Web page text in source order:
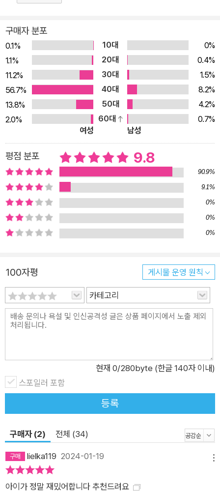
기계에서 사랑을 추출하고, 인간만이 전유한다고 생각했던 것에
‘정말로?’라는 물음표를 심고, 미래를 이 자리로 데려와 더 나은
미래를 설계하게 하며, 하나하나 자기 색채로 빛나는 비인간-인
간들과 만나게 하는 일. 아이들이 기존 세계관에 휘둘리지 않고
그 ‘너머’를 탐색하며 기꺼이 뛰어들게 하는 이 작품은 “아이러니
를 활용한 유머, 상식을 뒤엎는 전복적 상상력, 생명에 대한 경외,
결정적 순간에 탄성을 자아내게 하는 결말 등 SF 단편 장르가 줄
수 있는 모든 매력을 두루 갖추었다.”는 평을 받으며 제24회 문
학동네어린이문학상 대상을 수상했다. 최근 한국아동문학장에서
가장 뜨거운 문학 장르는 SF이다. 한 사회가 기존의 논리로는 설
명 불가능한 지점에 도달하거나, 기존 논리로 도무지 돌파할 수
없는 어떤 벽에 부딪혔을 때 SF장르가 소환된다. (…) ‘달 개척’
‘우주 정복’과 같은 기성세대의 상상력은 한계에 부딪혔다. 『우주
의 속삭임』은 인간중심주의를 벗어나 우주적인 관점에서 지금과
는 다른 방식으로 더 멀리 있는 세상, 더 나은 세상, 더 아름다운
세상, 더 전복적인 세상을 꿈꾸게 해 줄 것이다._유영진(아동문학
뜻이지. 더구나 애칭을 부른다면 그건 친구라는 뜻이야. 이제부터
는 눈높이를 맞추는 게 중요하다고 했다. 나는 보보와 대화를 하
기 위해 엎드려 작게 속삭였다. “보보, 나의 작고 소중한 친구.” _
「타보타의 아이들」 중에서 ◼수록 작품 소개 첫 번째 이야기_ 「반
지’엔 없는 게 한둘이 아니다. 텔레비전도 없고 컴퓨터도 없고 친
구도 없다. 어느 날 외계인을 찾아다닌다는 손님 제로가 오고, 곧
이어 ‘우주 복권’에 당첨되었다며 낯선 방문객들이 할머니를 찾아
온다. 할머니가 예측한 것은 무엇이고, 당첨 선물은 무엇일까? 할
머니가 장롱 속에 50년간 보관해 둔 비밀은? 두 번째 이야기_
「타보타의 아이들」 “이게 생명이 살아가는 방식인가요?” “아니,
서로 사랑을 나누는 방법 중에 하나이지.” ‘우주 복권’이 믿음의
시각화라면, 오렌지빛 이끼 ‘보보’는 사랑의 시각화다. 인간들이
구매자 분포
0.1% 10대
0%
1.1%
20대
0.4%
11.2%
30대
1.5%
56.7%
40대
8.2%
13.8%
50대
4.2%
2.0%
60대
0.7%
여성
남성
평점 분포 9.8
90.9%
9.1%
0%
0%
0%
100자평 게시물 운영 원칙
카테고리
현재 0/280byte (한글 140자 이내)
스포일러 포함
등록
구매자 (2) 전체 (34)
lielka119 2024-01-19
아이가 정말 재밌어합니다 추천드려요